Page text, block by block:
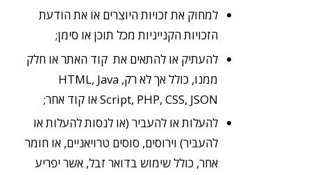
למחוק את זכויות היוצרים או את הודעת
הזכויות הקנייניות מכל תוכן או סימן;
להעתיק או להתאים את קוד האתר או חלק
ממנו, כולל אך לא רק, HTML, Java
Script, PHP, CSS, JSON או קוד אחר;
להעלות או להעביר (או לנסות להעלות או
להעביר) וירוסים, סוסים טרויאניים, או חומר
אחר, כולל שימוש בדואר זבל, אשר יפריע